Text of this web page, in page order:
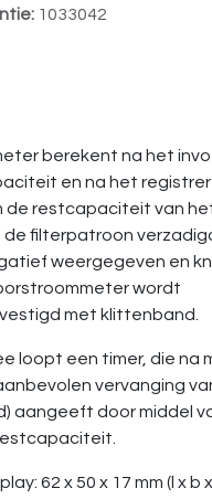
1033042
berekent na het
en na het
de restcapaciteit van het
de filterpatroon
weergegeven en
wordt
met klittenband.
loopt een timer, die na
vervanging
aangeeft door middel
62 x 50 x 17 mm (l x b x